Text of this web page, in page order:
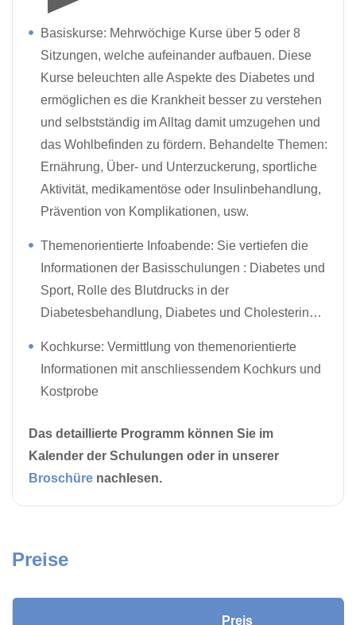
Basiskurse: Mehrwöchige Kurse über 5 oder 8
Sitzungen, welche aufeinander aufbauen. Diese
Kurse beleuchten alle Aspekte des Diabetes und
ermöglichen es die Krankheit besser zu verstehen
und selbstständig im Alltag damit umzugehen und
das Wohlbefinden zu fördern. Behandelte Themen:
Ernährung, Über- und Unterzuckerung, sportliche
Aktivität, medikamentöse oder Insulinbehandlung,
Prävention von Komplikationen, usw.
Themenorientierte Infoabende: Sie vertiefen die
Informationen der Basisschulungen : Diabetes und
Sport, Rolle des Blutdrucks in der
Diabetesbehandlung, Diabetes und Cholesterin…
Kochkurse: Vermittlung von themenorientierte
Informationen mit anschliessendem Kochkurs und
Kostprobe
Das detaillierte Programm können Sie im
Kalender der Schulungen oder in unserer
Broschüre nachlesen.
Preise
Preis